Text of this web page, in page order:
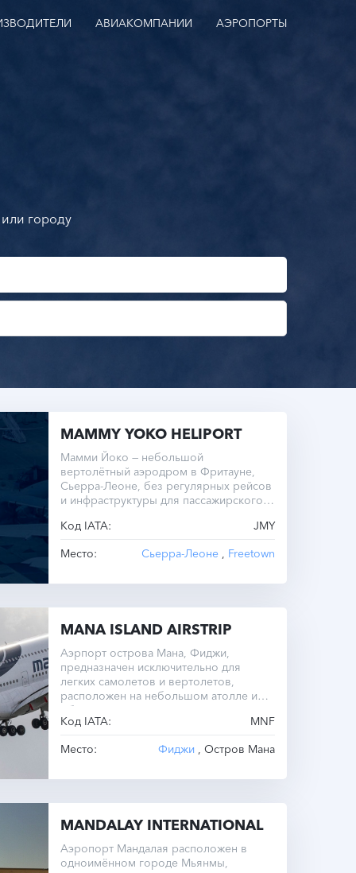
АВИАКОМПАНИИ АЭРОПОРТЫ
городу
MAMMY YOKO HELIPORT
Мамми Йоко — небольшой
вертолётный аэродром в Фритауне,
Сьерра-Леоне, без регулярных рейсов
и инфраструктуры для пассажирского
Код IATA:
JMY
Место:
Сьерра-Леоне Freetown
MANA ISLAND AIRSTRIP
Аэрпорт острова Мана, Фиджи,
предназначен исключительно для
легких самолетов и вертолетов,
расположен на небольшом атолле и
обслуживает местные нужды.
Код IATA:
MNF
Место:
Фиджи , Остров Мана
MANDALAY INTERNATIONAL
Аэропорт Мандалая расположен в
одноимённом городе Мьянмы,